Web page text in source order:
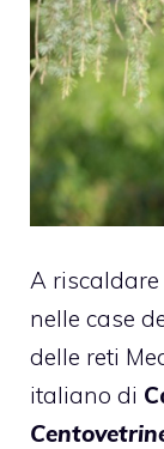
A riscaldare
nelle case
delle reti
italiano di